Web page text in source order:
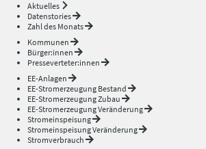
Aktuelles
Datenstories
Zahl des Monats
Kommunen
Bürger:innen
Presseverteter:innen
EE-Anlagen
EE-Stromerzeugung Bestand
EE-Stromerzeugung Zubau
EE-Stromerzeugung Veränderung
Stromeinspeisung
Stromeinspeisung Veränderung
Stromverbrauch